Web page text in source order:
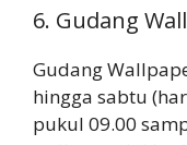
6. Gudang
Gudang
hingga sabtu
pukul 09.00